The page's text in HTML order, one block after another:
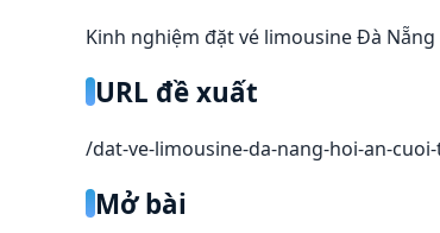
Kinh nghiệm đặt vé limousine Đà
URL đề xuất
/dat-ve-limousine-da-nang-hoi-an-
Mở bài